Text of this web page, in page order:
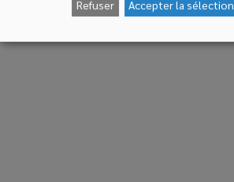
Refuser Accepter la sélection